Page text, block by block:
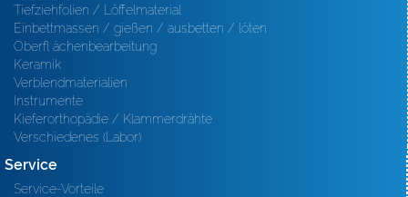
Tiefziehfolien / Löffelmaterial
Einbettmassen / gießen / ausbetten / löten
Oberfl ächenbearbeitung
Keramik
Verblendmaterialien
Instrumente
Kieferorthopädie / Klammerdrähte
Verschiedenes (Labor)
Service
Service-Vorteile